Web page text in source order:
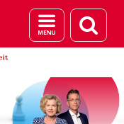
Menu
en